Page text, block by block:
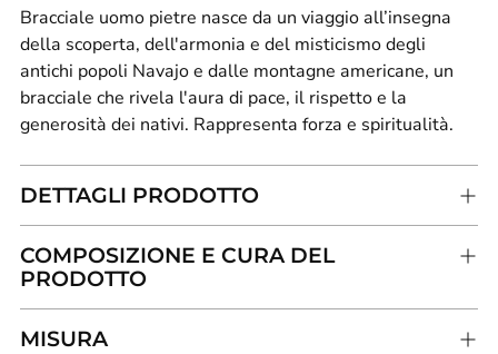
Bracciale uomo pietre nasce da un viaggio all’insegna
della scoperta, dell'armonia e del misticismo degli
antichi popoli Navajo e dalle montagne americane, un
bracciale che rivela l'aura di pace, il rispetto e la
generosità dei nativi. Rappresenta forza e spiritualità.
DETTAGLI PRODOTTO
COMPOSIZIONE E CURA DEL
PRODOTTO
MISURA